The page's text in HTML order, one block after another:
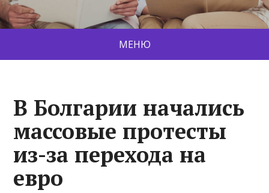
МЕНЮ
В Болгарии начались
массовые протесты
из-за перехода на
евро